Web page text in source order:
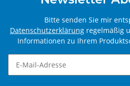
Bitte senden Sie mir
Datenschutzerklärung regelmäßig
Informationen zu Ihrem